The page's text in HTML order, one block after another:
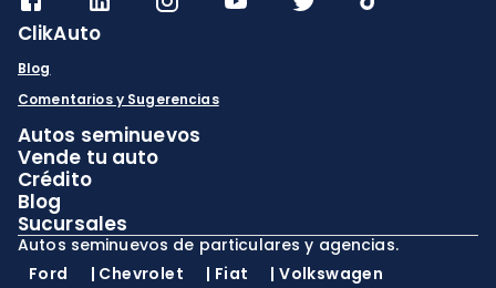
ClikAuto
Blog
Comentarios y Sugerencias
Autos seminuevos
Vende tu auto
Crédito
Blog
Sucursales
Autos seminuevos de particulares y agencias.
Ford
| Chevrolet | Fiat |Volkswagen